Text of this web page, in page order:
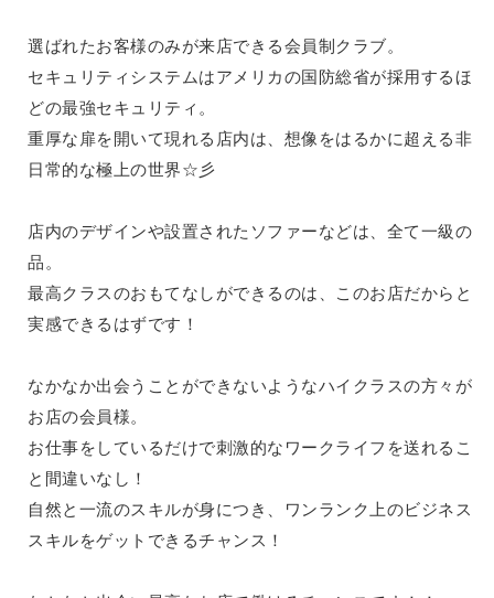
選ばれたお客様のみが来店できる会員制クラブ。
セキュリティシステムはアメリカの国防総省が採用するほ
どの最強セキュリティ。
重厚な扉を開いて現れる店内は、想像をはるかに超える非
日常的な極上の世界☆彡
店内のデザインや設置されたソファーなどは、全て一級の
品。
最高クラスのおもてなしができるのは、このお店だからと
実感できるはずです！
なかなか出会うことができないようなハイクラスの方々が
お店の会員様。
お仕事をしているだけで刺激的なワークライフを送れるこ
と間違いなし！
自然と一流のスキルが身につき、ワンランク上のビジネス
スキルをゲットできるチャンス！
藤沢
平塚
武蔵小杉
橋本
小田原
元住吉
茅ヶ崎
戸塚
厚木
横須賀
埼玉県
志木
川越
草加
所沢
熊谷
春日部
蕨